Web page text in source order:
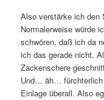
Also verstärke ich den
Normalerweise würde
schwören, daß ich da
ich das gerade nicht.
Zackenschere
Und… äh… fürchterlich
Einlage überall. Also